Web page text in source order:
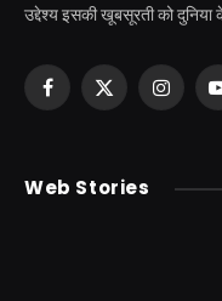
उद्देश्य इसकी खूबसूरती को दुनिया
Facebook
X
Web Stories
केदारनाथ से पहले